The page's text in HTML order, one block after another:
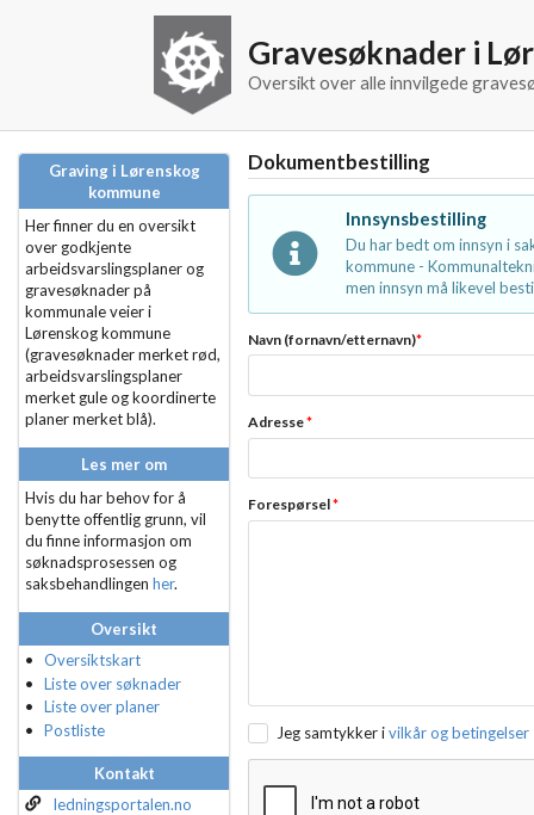
Gravesøknader i
Oversikt over alle innvilgede
Graving i Lørenskog
kommune
Her finner du en oversikt
over godkjente
arbeidsvarslingsplaner og
gravesøknader på
kommunale veier i
Lørenskog kommune
(gravesøknader merket rød,
arbeidsvarslingsplaner
merket gule og koordinerte
planer merket blå).
Les mer om
Hvis du har behov for å
benytte offentlig grunn, vil
du finne informasjon om
søknadsprosessen og
saksbehandlingen her.
Oversikt
Oversiktskart
Liste over søknader
Liste over planer
Postliste
Kontakt
ledningsportalen.no
Dokumentbestilling
Innsynsbestilling
Du har bedt om innsyn i
kommune -
men innsyn må likevel
Navn (fornavn/etternavn)*
Adresse*
Forespørsel*
Jeg samtykker i vilkår og betingelser